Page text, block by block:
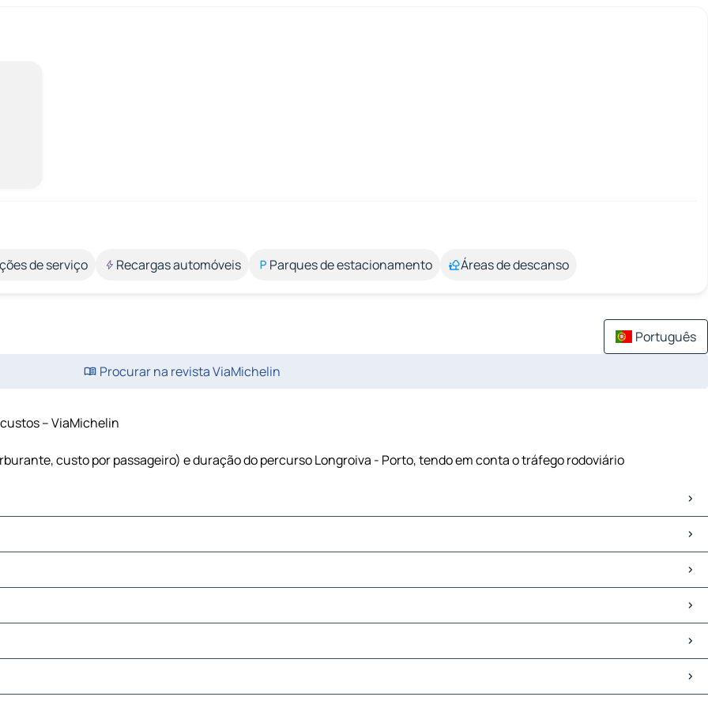
de serviço Recargas automóveis Parques de estacionamento Áreas de descanso
Português
Procurar na revista ViaMichelin
– ViaMichelin
custo por passageiro) e duração do percurso Longroiva - Porto, tendo em conta o tráfego rodoviário